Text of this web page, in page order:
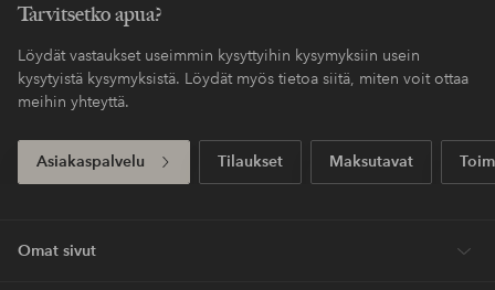
Tarvitsetko apua?
Löydät vastaukset useimmin kysyttyihin kysymyksiin usein
kysytyistä kysymyksistä. Löydät myös tietoa siitä, miten voit ottaa
meihin yhteyttä.
Asiakaspalvelu Tilaukset Maksutavat
Omat sivut